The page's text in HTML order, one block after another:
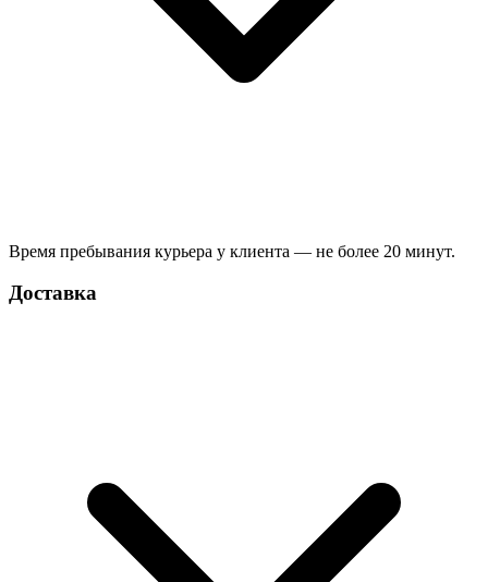
Время пребывания курьера у клиента — не более 20 минут.
Доставка